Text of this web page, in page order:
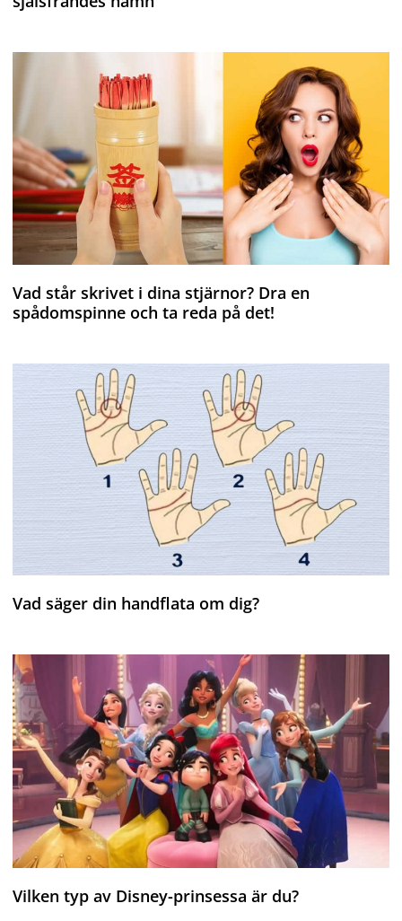
Vad står skrivet i dina stjärnor? Dra en
spådomspinne och ta reda på det!
Vad säger din handflata om dig?
Vilken typ av Disney-prinsessa är du?